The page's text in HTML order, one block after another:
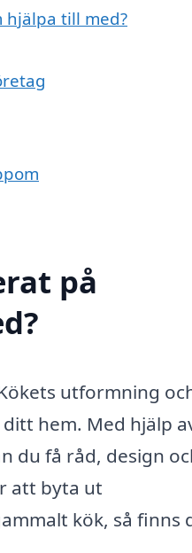
hjälpa till med?
på
utformning
hem. Med hjälp
du få råd, design
att byta ut
kök, så finns